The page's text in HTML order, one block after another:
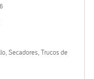
, Secadores, Trucos de